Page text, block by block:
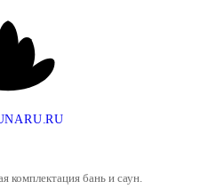
NARU.RU
комплектация бань и саун.